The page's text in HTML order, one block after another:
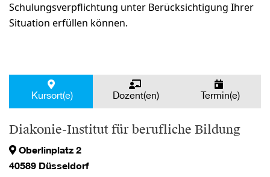
Schulungsverpflichtung unter Berücksichtigung Ihrer
Situation erfüllen können.
Kursort(e) Dozent(en) Termin(e)
Diakonie-Institut für berufliche Bildung
Oberlinplatz 2
40589 Düsseldorf